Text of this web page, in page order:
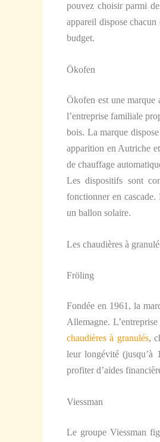
pouvez choisir parmi
appareil dispose
budget.
Ökofen
Ökofen est une marque
l’entreprise familiale
bois. La marque
apparition en Autriche
de chauffage
Les dispositifs sont
fonctionner en
un ballon solaire.
Les chaudières à
Fröling
Fondée en 1961, la
Allemagne.
chaudières à granulés,
leur longévité (jusqu’à
profiter d’aides
Viessman
Le groupe Viessman